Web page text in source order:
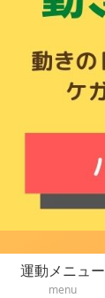
運動メニュー
menu